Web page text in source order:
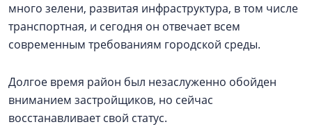
много зелени, развитая инфраструктура, в том числе
транспортная, и сегодня он отвечает всем
современным требованиям городской среды.
Долгое время район был незаслуженно обойден
вниманием застройщиков, но сейчас
восстанавливает свой статус.